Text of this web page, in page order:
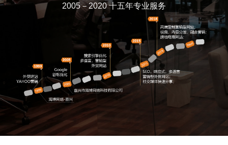
2005－2020 十五年专业服务